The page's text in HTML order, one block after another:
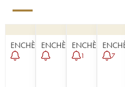
ENCHÈREENCHÈREENCHÈRE
1 7